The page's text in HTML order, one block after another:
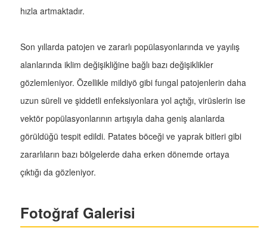
hızla artmaktadır.
Son yıllarda patojen ve zararlı popülasyonlarında ve yayılış
alanlarında iklim değişikliğine bağlı bazı değişiklikler
gözlemleniyor. Özellikle mildiyö gibi fungal patojenlerin daha
uzun süreli ve şiddetli enfeksiyonlara yol açtığı, virüslerin ise
vektör popülasyonlarının artışıyla daha geniş alanlarda
görüldüğü tespit edildi. Patates böceği ve yaprak bitleri gibi
zararlıların bazı bölgelerde daha erken dönemde ortaya
çıktığı da gözleniyor.
Fotoğraf Galerisi